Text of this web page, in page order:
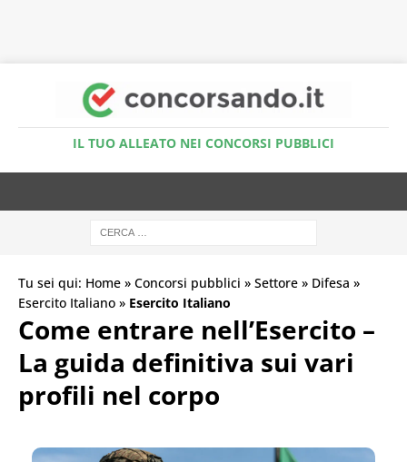
IL TUO ALLEATO NEI CONCORSI PUBBLICI
Tu sei qui: Home » Concorsi pubblici » Settore » Difesa »
Esercito Italiano » Esercito Italiano
Come entrare nell’Esercito –
La guida definitiva sui vari
profili nel corpo